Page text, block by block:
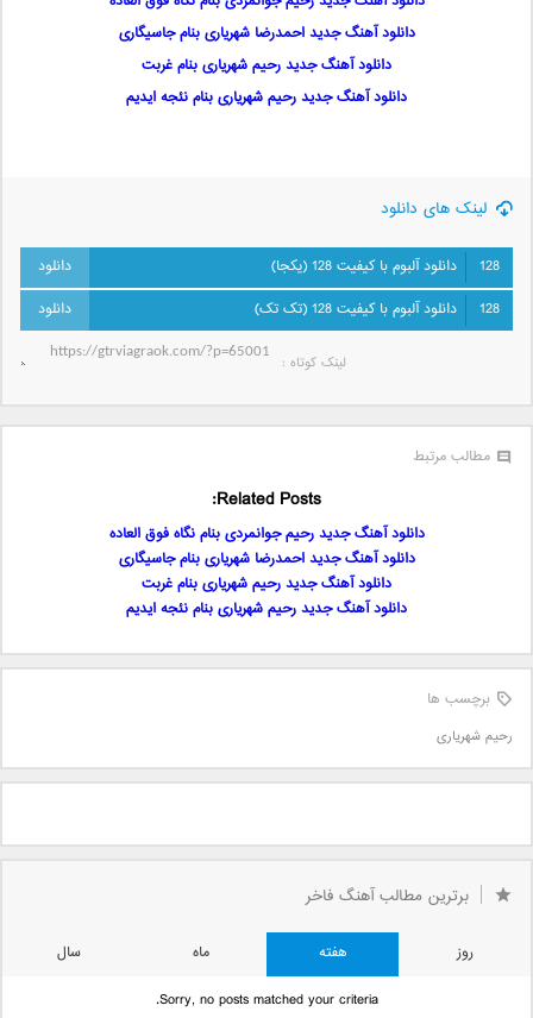
دانلود آهنگ جدید احمدرضا شهریاری بنام جاسیگاری
دانلود آهنگ جدید رحیم شهریاری بنام غربت
دانلود آهنگ جدید رحیم شهریاری بنام نئجه ایدیم
لینک های دانلود
128
دانلود آلبوم با کیفیت 128 (یکجا)
128
دانلود آلبوم با کیفیت 128 (تک تک)
لینک کوتاه‌ :
مطالب مرتبط
Related Posts:
دانلود آهنگ جدید رحیم جوانمردی بنام نگاه فوق العاده
دانلود آهنگ جدید احمدرضا شهریاری بنام جاسیگاری
دانلود آهنگ جدید رحیم شهریاری بنام غربت
دانلود آهنگ جدید رحیم شهریاری بنام نئجه ایدیم
برچسب ها
رحیم شهریاری
برترین مطالب آهنگ فاخر
روز هفته ماه
سال
Sorry, no posts matched your criteria.